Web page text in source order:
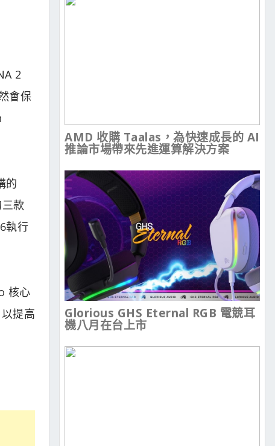
2
會保
的
款
執行
核心
提高
AMD 收購 Taalas，為快速成長的 AI
推論市場帶來先進運算解決方案
Glorious GHS Eternal RGB 電競耳
機八月在台上市